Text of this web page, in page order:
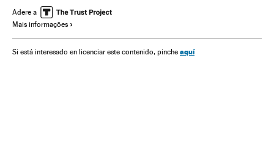
Roger Federer Novak Djokovic
Grand Slam
Adere a
Mais informações
Si está interesado en licenciar este contenido, pinche aquí